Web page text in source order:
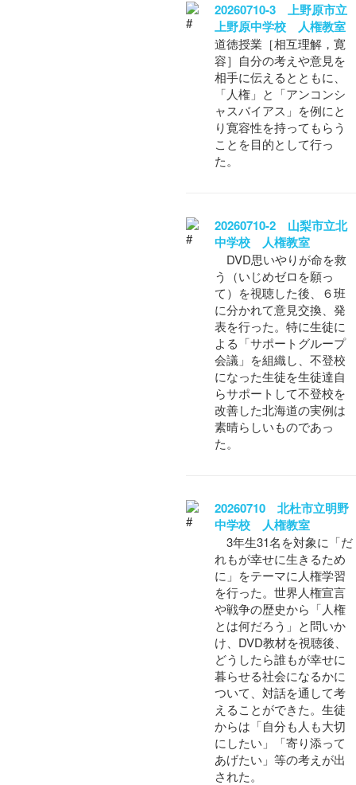
20260710-3 上野原市立
上野原中学校 人権教室
道徳授業［相互理解，寛
容］自分の考えや意見を
相手に伝えるとともに、
「人権」と「アンコンシ
ャスバイアス」を例にと
り寛容性を持ってもらう
ことを目的として行っ
た。
20260710-2 山梨市立北
中学校 人権教室
DVD思いやりが命を救
う（いじめゼロを願っ
て）を視聴した後、６班
に分かれて意見交換、発
表を行った。特に生徒に
よる「サポートグループ
会議」を組織し、不登校
になった生徒を生徒達自
らサポートして不登校を
改善した北海道の実例は
素晴らしいものであっ
た。
20260710 北杜市立明野
中学校 人権教室
3年生31名を対象に「だ
れもが幸せに生きるため
に」をテーマに人権学習
を行った。世界人権宣言
や戦争の歴史から「人権
とは何だろう」と問いか
け、DVD教材を視聴後、
どうしたら誰もが幸せに
暮らせる社会になるかに
ついて、対話を通して考
えることができた。生徒
からは「自分も人も大切
にしたい」「寄り添って
あげたい」等の考えが出
された。